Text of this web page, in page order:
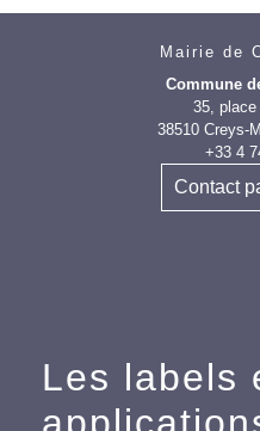
Mairie de
Commune
35,
38510 Creys-
+33 4
Contact
Les labels